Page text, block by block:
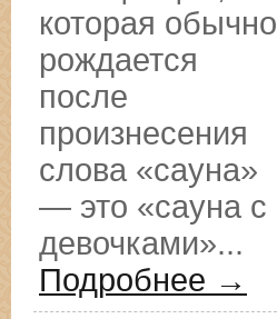
которая обычно
рождается
после
произнесения
слова «сауна»
— это «сауна с
девочками»...
Подробнее →